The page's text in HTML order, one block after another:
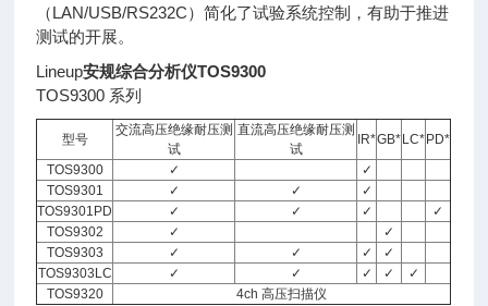
（LAN/USB/RS232C）简化了试验系统控制，有助于推进
测试的开展。
Lineup安规综合分析仪TOS9300
TOS9300 系列
型号
交流高压绝缘耐压测
试
直流高压绝缘耐压测
试
IR*GB* LC* PD*
TOS9300
✓
✓
TOS9301
✓ ✓
✓
TOS9301PD
✓ ✓ ✓
✓
TOS9302
✓
✓
TOS9303
✓ ✓ ✓
✓
TOS9303LC
✓ ✓ ✓ ✓
✓
TOS9320
4ch 高压扫描仪